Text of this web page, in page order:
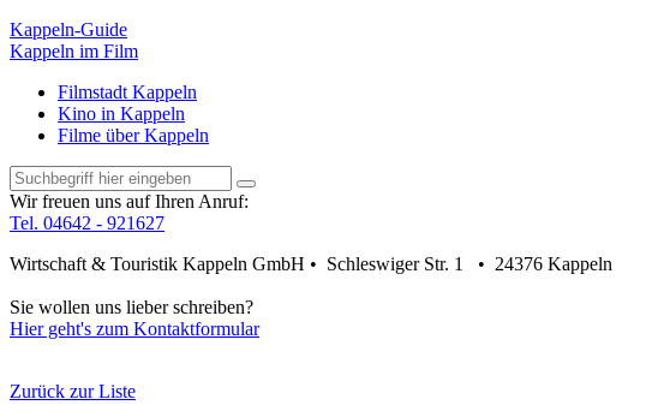
Kappeln-Guide
Kappeln im Film
Filmstadt Kappeln
Kino in Kappeln
Filme über Kappeln
Wir freuen uns auf Ihren Anruf:
Tel. 04642 - 921627
Wirtschaft & Touristik Kappeln GmbH • Schleswiger Str. 1 • 24376 Kappeln
Sie wollen uns lieber schreiben?
Hier geht's zum Kontaktformular
Zurück zur Liste